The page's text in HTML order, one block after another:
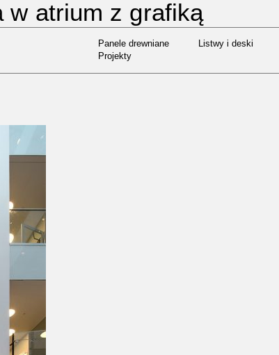
Panele drewniane Listwy i deski
Projekty
Panele drewniane Listwy i deski
Projekty
w atrium z grafiką